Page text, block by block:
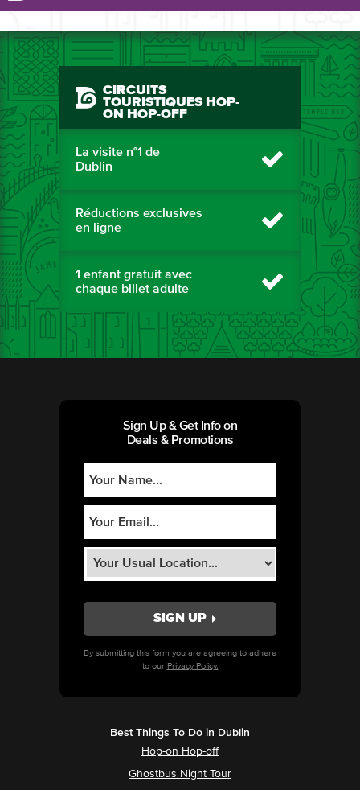
CIRCUITS
TOURISTIQUES HOP-
ON HOP-OFF
La visite n°1 de
Dublin
Réductions exclusives
en ligne
1 enfant gratuit avec
chaque billet adulte
Sign Up & Get Info on
Deals & Promotions
By submitting this form you are agreeing to adhere
to our Privacy Policy.
Best Things To Do in Dublin
Hop-on Hop-off
Ghostbus Night Tour